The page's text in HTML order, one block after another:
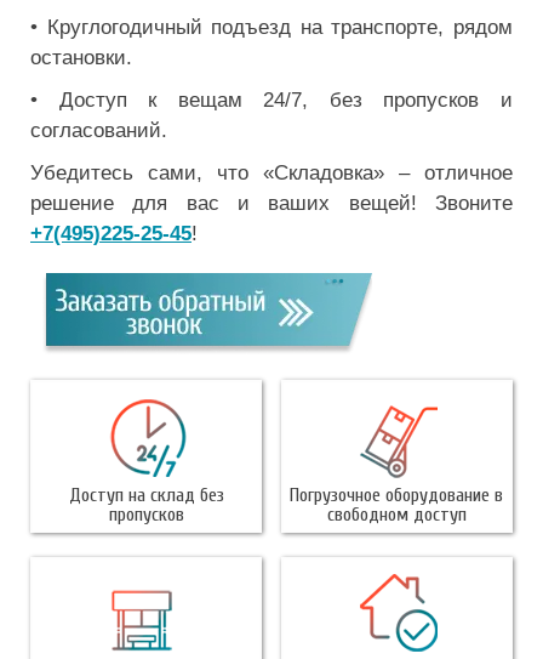
• Круглогодичный подъезд на транспорте, рядом
остановки.
• Доступ к вещам 24/7, без пропусков и
согласований.
Убедитесь сами, что «Складовка» – отличное
решение для вас и ваших вещей! Звоните
+7(495)225-25-45!
Доступ на склад без
пропусков
Погрузочное оборудование в
свободном доступ